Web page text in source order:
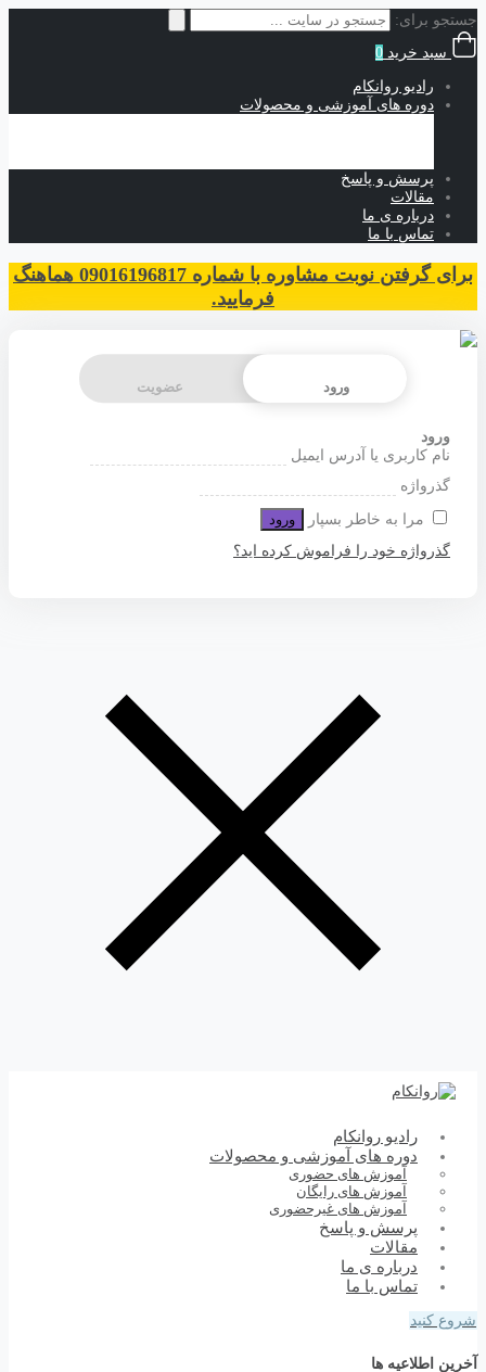
جستجو برای:
سبد خرید 0
رادیو روانکام
دوره های آموزشی و محصولات
پرسش و پاسخ
مقالات
درباره ی ما
تماس با ما
برای گرفتن نوبت مشاوره با شماره 09016196817 هماهنگ
فرمایید.
ورود عضویت
ورود
نام کاربری یا آدرس ایمیل
گذرواژه
مرا به خاطر بسپار
ورود
گذرواژه خود را فراموش کرده اید؟
رادیو روانکام
دوره های آموزشی و محصولات
آموزش های حضوری
آموزش های رایگان
آموزش های غیرحضوری
پرسش و پاسخ
مقالات
درباره ی ما
تماس با ما
شروع کنید
آخرین اطلاعیه ها